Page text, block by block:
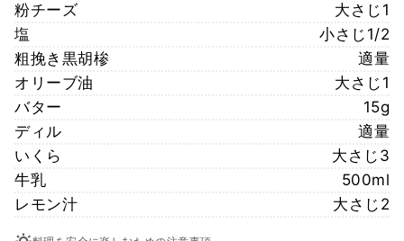
粉チーズ
大さじ1
塩
小さじ1/2
粗挽き黒胡椮
適量
オリーブ油
大さじ1
バター
15g
ディル
適量
いくら
大さじ3
牛乳
500ml
レモン汁
大さじ2